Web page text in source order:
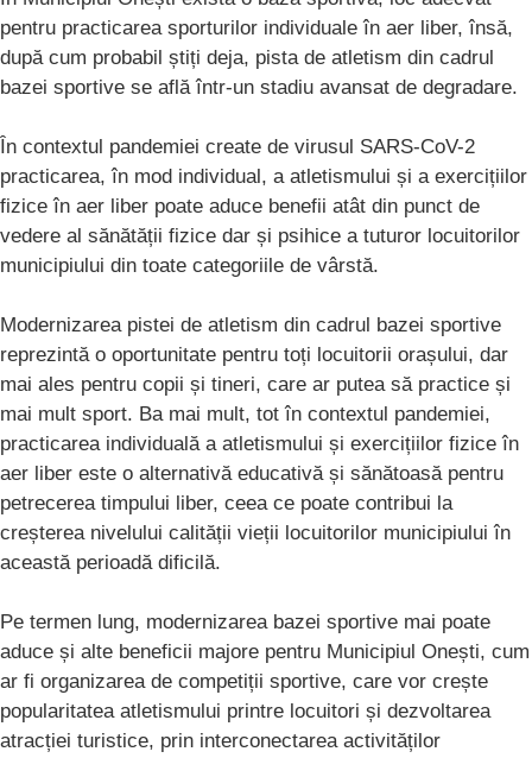
pentru practicarea sporturilor individuale în aer liber, însă,
după cum probabil știți deja, pista de atletism din cadrul
bazei sportive se află într-un stadiu avansat de degradare.
În contextul pandemiei create de virusul SARS-CoV-2
practicarea, în mod individual, a atletismului și a exercițiilor
fizice în aer liber poate aduce benefii atât din punct de
vedere al sănătății fizice dar și psihice a tuturor locuitorilor
municipiului din toate categoriile de vârstă.
Modernizarea pistei de atletism din cadrul bazei sportive
reprezintă o oportunitate pentru toți locuitorii orașului, dar
mai ales pentru copii și tineri, care ar putea să practice și
mai mult sport. Ba mai mult, tot în contextul pandemiei,
practicarea individuală a atletismului și exercițiilor fizice în
aer liber este o alternativă educativă și sănătoasă pentru
petrecerea timpului liber, ceea ce poate contribui la
creșterea nivelului calității vieții locuitorilor municipiului în
această perioadă dificilă.
Pe termen lung, modernizarea bazei sportive mai poate
aduce și alte beneficii majore pentru Municipiul Onești, cum
ar fi organizarea de competiții sportive, care vor crește
popularitatea atletismului printre locuitori și dezvoltarea
atracției turistice, prin interconectarea activităților